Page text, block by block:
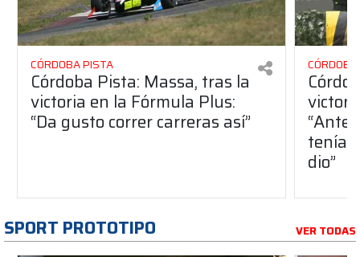
CÓRDOBA PISTA
Córdoba Pista: Massa, tras la
victoria en la Fórmula Plus:
“Da gusto correr carreras así”
dio”
SPORT PROTOTIPO VER TODAS